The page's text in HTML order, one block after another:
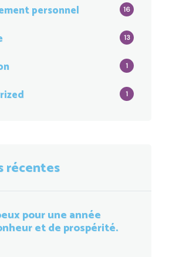
personnel 16
13
1
1
récentes
pour une année
et de prospérité.